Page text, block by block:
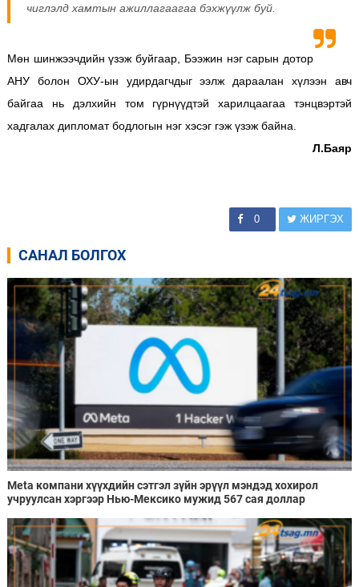
чиглэлд хамтын ажиллагаагаа бэхжүүлж буй.
Мөн шинжээчдийн үзэж буйгаар, Бээжин нэг сарын дотор
АНУ болон ОХУ-ын удирдагчдыг ээлж дараалан хүлээн авч
байгаа нь дэлхийн том гүрнүүдтэй харилцаагаа тэнцвэртэй
хадгалах дипломат бодлогын нэг хэсэг гэж үзэж байна.
Л.Баяр
0 ЖИРГЭХ
САНАЛ БОЛГОХ
Meta компани хүүхдийн сэтгэл зүйн эрүүл мэндэд хохирол
учруулсан хэргээр Нью-Мексико мужид 567 сая доллар